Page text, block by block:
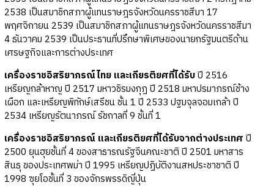
2538 เป็นสมาชิกสภาผู้แทนราษฎรจังหวัดนครราชสีมา 17
พฤศจิกายน 2539 เป็นสมาชิกสภาผู้แทนราษฎรจังหวัดนครราชสีมา
4 ธันวาคม 2539 เป็นประธานที่ปรึกษาพิเศษของนายกรัฐมนตรีด้าน
เศรษฐกิจและการต่างประเทศ
เครื่องราชอิสริยาภรณ์ไทย และเกียรติยศที่ได้รับปี 2516
เหรียญกล้าหาญ ปี 2517 มหาวชิรมงกุฎ ปี 2518 มหาปรมาภรณ์ช้าง
เผือก และเหรียญพิทักษ์เสรีชน ชั้น 1 ปี 2533 ปฐมจุลจอมเกล้า ปี
2534 เหรียญรัตนาภรณ์ รัชกาลที่ 9 ชั้นที่ 1
เครื่องราชอิสริยาภรณ์ และเกียรติยศที่ได้รับจากต่างประเทศ ปี
2500 ยุนฮุยชั้นที่ 4 ของสาธารณรัฐจีนคณะชาติ ปี 2501 มหาสาร
สินธุ ของประเทศพม่า ปี 1995 เหรียญปฏิบัติงานสหประชาชาติ ปี
1998 ซุยโอชั้นที่ 3 ของจักรพรรดิญี่ปุ่น